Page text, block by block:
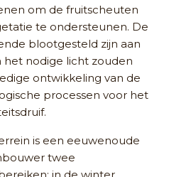
om de fruitscheuten
te ondersteunen. De
blootgesteld zijn aan
nodige licht zouden
ontwikkeling van de
processen voor het
is een eeuwenoude
twee
in de winter